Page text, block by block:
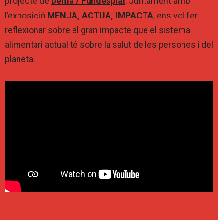
l’exposició MENJA, ACTUA, IMPACTA, ens vol fer
reflexionar sobre el gran impacte que el sistema
alimentari actual té sobre la salut de les persones i del
planeta.